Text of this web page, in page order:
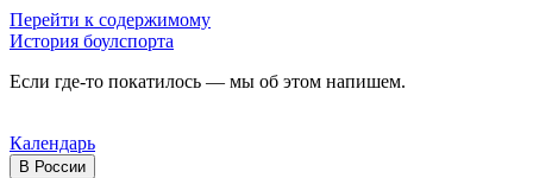
Перейти к содержимому
История боулспорта
Если где-то покатилось — мы об этом напишем.
Календарь
В России